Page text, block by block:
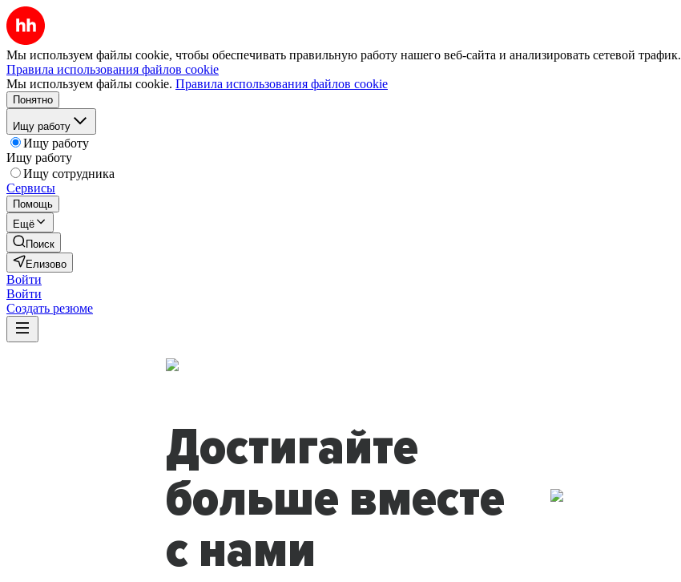
Мы используем файлы cookie, чтобы обеспечивать правильную работу нашего веб-сайта и анализировать сетевой трафик.
Правила использования файлов cookie
Мы используем файлы cookie. Правила использования файлов cookie
Понятно
Ищу работу
Ищу работу
Ищу работу
Ищу сотрудника
Сервисы
Помощь
Ещё
Поиск
Елизово
Войти
Войти
Создать резюме
Достигайте
больше вместе
с нами